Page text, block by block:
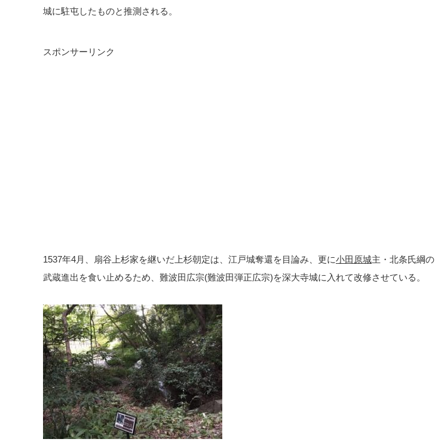
城に駐屯したものと推測される。
スポンサーリンク
1537年4月、扇谷上杉家を継いだ上杉朝定は、江戸城奪還を目論み、更に小田原城主・北条氏綱の
武蔵進出を食い止めるため、難波田広宗(難波田弾正広宗)を深大寺城に入れて改修させている。